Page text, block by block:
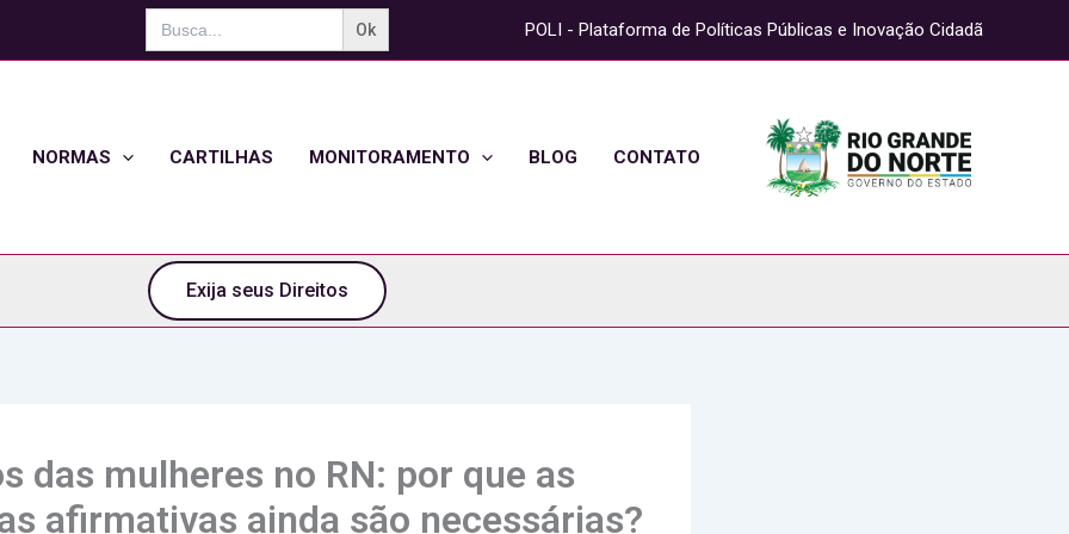
Search
for:
POLI - Plataforma de Políticas Públicas e Inovação Cidadã
NORMAS CARTILHAS MONITORAMENTO BLOG CONTATO
Exija seus Direitos
das mulheres no RN: por que as
afirmativas ainda são necessárias?